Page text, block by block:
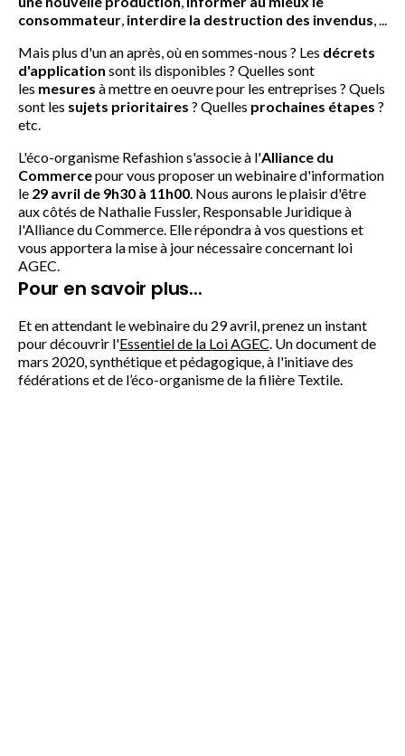
consommateur interdire la destruction des invendus
Mais plus d'un an après, où en sommes-nous ? Les décrets
d'application sont ils disponibles ? Quelles sont
les mesures à mettre en oeuvre pour les entreprises ? Quels
sont les sujets prioritaires ? Quelles prochaines étapes ?
etc.
L'éco-organisme Refashion s'associe à l'Alliance du
Commercepour vous proposer un webinaire d'information
le 29 avril de 9h30 à 11h00 . Nous aurons le plaisir d'être
aux côtés de Nathalie Fussler, Responsable Juridique à
l'Alliance du Commerce. Elle répondra à vos questions et
vous apportera la mise à jour nécessaire concernant loi
AGEC.
Pour en savoir plus...
Et en attendant le webinaire du 29 avril, prenez un instant
pour découvrir l'Essentiel de la Loi AGEC . Un document de
mars 2020, synthétique et pédagogique, à l'initiave des
fédérations et de l’éco-organisme de la filière Textile.